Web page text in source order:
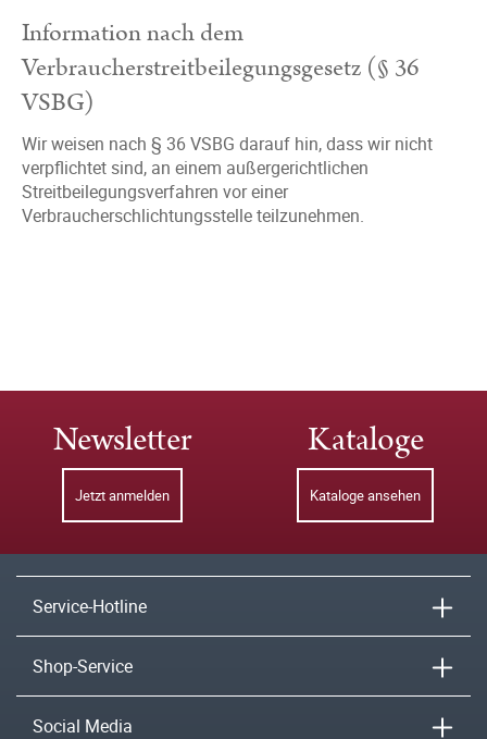
Information nach dem
Verbraucherstreitbeilegungsgesetz (§ 36
VSBG)
Wir weisen nach § 36 VSBG darauf hin, dass wir nicht
verpflichtet sind, an einem außergerichtlichen
Streitbeilegungsverfahren vor einer
Verbraucherschlichtungsstelle teilzunehmen.
Newsletter
Jetzt anmelden
Kataloge
Kataloge ansehen
Service-Hotline
Shop-Service
Social Media